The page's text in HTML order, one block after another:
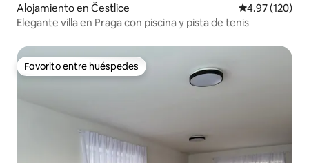
Alojamiento en Čestlice Calificación
4.97 (120)
Elegante villa en Praga con piscina y pista de tenis
Favorito entre huéspedes
Favorito entre huéspedes